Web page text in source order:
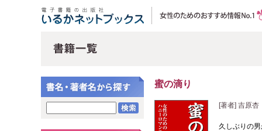
蜜の滴り
[著者] 吉原杏
久しぶりの